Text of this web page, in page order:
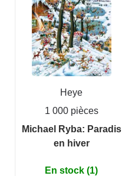
Heye
1 000 pièces
Michael Ryba: Paradis
en hiver
En stock (1)